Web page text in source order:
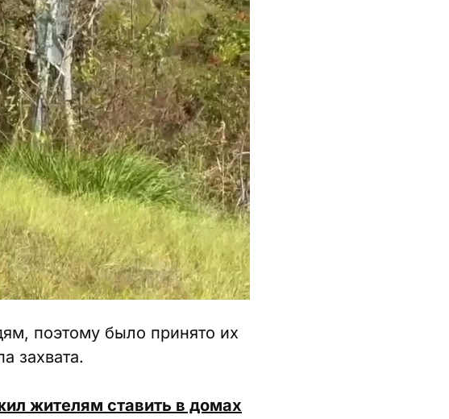
поэтому было принято их
захвата.
жителям ставить в домах